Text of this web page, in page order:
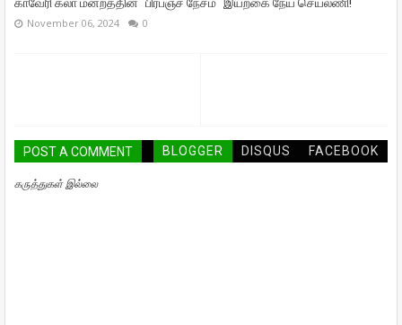
November 06, 2024 0
POST A COMMENT BLOGGER DISQUS FACEBOOK
கருத்துகள் இல்லை